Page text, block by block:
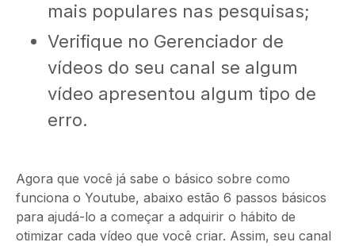
mais populares nas pesquisas;
Verifique no Gerenciador de
vídeos do seu canal se algum
vídeo apresentou algum tipo de
erro.
Agora que você já sabe o básico sobre como
funciona o Youtube, abaixo estão 6 passos básicos
para ajudá-lo a começar a adquirir o hábito de
otimizar cada vídeo que você criar. Assim, seu canal